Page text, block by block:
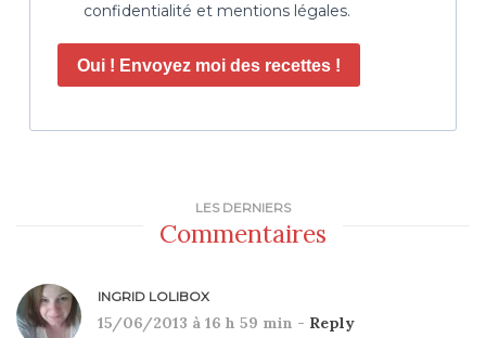
confidentialité et mentions légales.
Oui ! Envoyez moi des recettes !
LES DERNIERS
Commentaires
INGRID LOLIBOX
15/06/2013 à 16 h 59 min - Reply